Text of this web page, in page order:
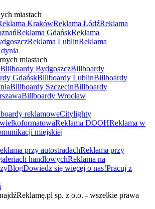
miastach
KrakówReklama ŁódźReklama
Reklama GdańskReklama
Reklama LublinReklama
miastach
Billboardy BydgoszczBillboardy
GdańskBillboardy LublinBillboardy
Billboardy SzczecinBillboardy
Billboardy Wrocław
reklamoweCitylighty
Reklama DOOHReklama w
miejskiej
przy autostradachReklama przy
handlowychReklama na
BlogDowiedz się więcej o nas!Pracuj z
sp. z o.o. - wszelkie prawa